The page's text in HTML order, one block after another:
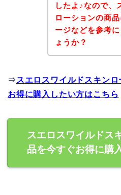
したよ♪なので、
ローションの商
ージなどを参考
ょうか？
⇒ スエロスワイルドスキン
お得に購入したい方はこちら
スエロスワイルドス
品を今すぐお得に購